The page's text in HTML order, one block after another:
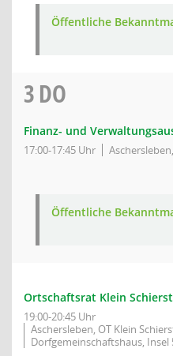
Öffentliche
3DO
Finanz- und
17:00-17:45 Uhr
Öffentliche
Ortschaftsrat Klein
19:00-20:45 Uhr
Aschersleben, OT Klein
Dorfgemeinschaftshaus, Insel